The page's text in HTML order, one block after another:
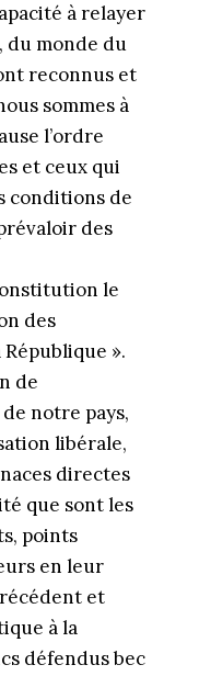
à relayer
du monde du
reconnus et
sommes à
l’ordre
et ceux qui
conditions de
des
le
des
».
de
notre pays,
libérale,
directes
que sont les
points
en leur
et
à la
défendus bec